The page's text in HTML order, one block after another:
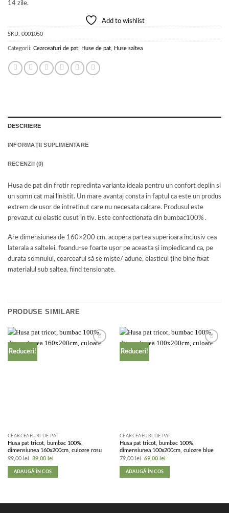
Add to wishlist
SKU: 0001050
Categorii: Cearceafuri de pat, Huse de pat, Huse saltea
DESCRIERE
INFORMAȚII SUPLIMENTARE
RECENZII (0)
Husa de pat din frotir repredinta varianta ideala pentru un confort deplin si
un somn cat mai linistit. Un mare avantaj consta in faptul ca este un produs
extrem de usor de intretinut care nu necesata calcare. Produsul este
prevazut cu elastic cusut in tiv. Este confectionata din bumbac100% .
Are dimensiunea de 160×200 cm, acopera partea superioara inclusiv cea
laterala a saltelei, fixandu-se foarte ușor pe aceasta și impiedicand ca, pe
durata somnului, cearceaful să se miște/ adune, elasticul ține bine fixat
materialul sub saltea, fiind tensionate.
PRODUSE SIMILARE
Reduceri!
CEARCEAFURI DE PAT
Husa pat tricot, bumbac 100%,
dimensiunea 160x200cm, culoare rosu
99,00lei Prețul
a
fost:
89,00 lei
ADAUGĂ ÎN COȘ
Reduceri!
CEARCEAFURI DE PAT
Husa pat tricot, bumbac 100%,
dimensiunea 100x200cm, culoare blue
79,00lei Prețul
a
fost:
69,00 lei
ADAUGĂ ÎN COȘ